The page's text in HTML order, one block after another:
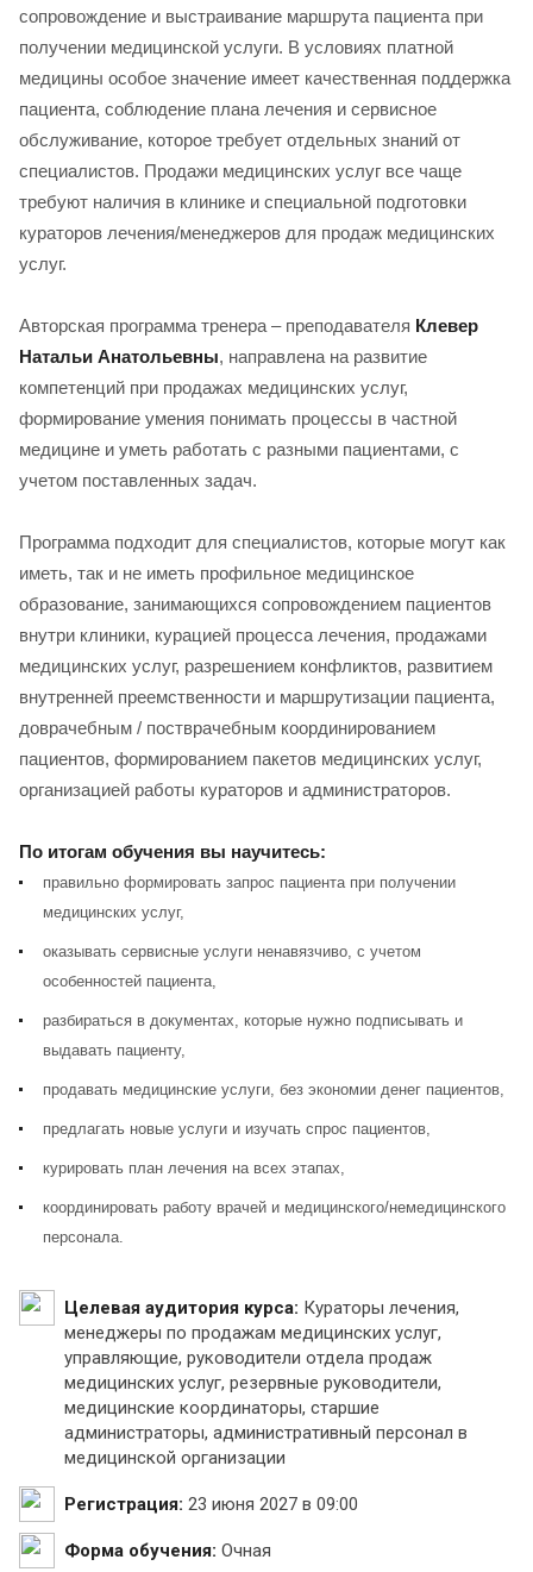
сопровождение и выстраивание маршрута пациента при
получении медицинской услуги. В условиях платной
медицины особое значение имеет качественная поддержка
пациента, соблюдение плана лечения и сервисное
обслуживание, которое требует отдельных знаний от
специалистов. Продажи медицинских услуг все чаще
требуют наличия в клинике и специальной подготовки
кураторов лечения/менеджеров для продаж медицинских
услуг.
Авторская программа тренера – преподавателя Клевер
Натальи Анатольевны, направлена на развитие
компетенций при продажах медицинских услуг,
формирование умения понимать процессы в частной
медицине и уметь работать с разными пациентами, с
учетом поставленных задач.
Программа подходит для специалистов, которые могут как
иметь, так и не иметь профильное медицинское
образование, занимающихся сопровождением пациентов
внутри клиники, курацией процесса лечения, продажами
медицинских услуг, разрешением конфликтов, развитием
внутренней преемственности и маршрутизации пациента,
доврачебным / постврачебным координированием
пациентов, формированием пакетов медицинских услуг,
организацией работы кураторов и администраторов.
По итогам обучения вы научитесь:
правильно формировать запрос пациента при получении
медицинских услуг,
оказывать сервисные услуги ненавязчиво, с учетом
особенностей пациента,
разбираться в документах, которые нужно подписывать и
выдавать пациенту,
продавать медицинские услуги, без экономии денег пациентов,
предлагать новые услуги и изучать спрос пациентов,
курировать план лечения на всех этапах,
координировать работу врачей и медицинского/немедицинского
персонала.
Целевая аудитория курса: Кураторы лечения,
менеджеры по продажам медицинских услуг,
управляющие, руководители отдела продаж
медицинских услуг, резервные руководители,
медицинские координаторы, старшие
администраторы, административный персонал в
медицинской организации
Регистрация: 23 июня 2027 в 09:00
Форма обучения: Очная